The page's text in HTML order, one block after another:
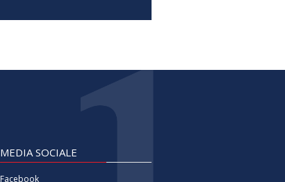
MEDIA SOCIALE
Facebook